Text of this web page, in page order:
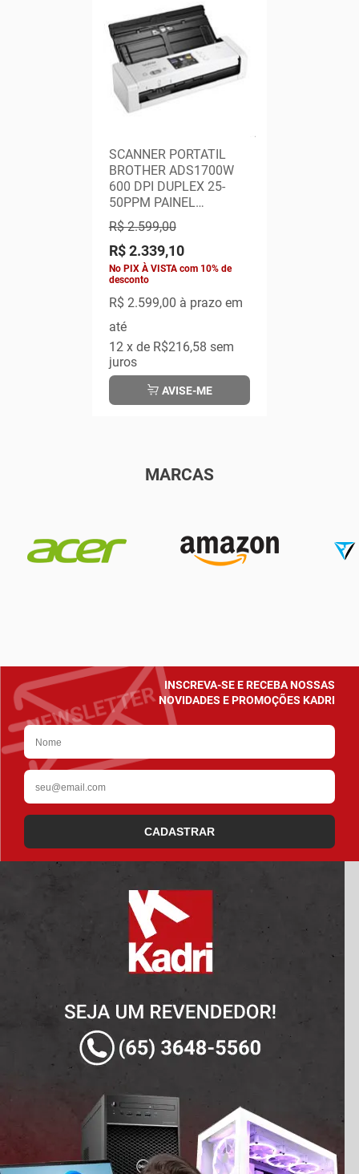
SCANNER PORTATIL
BROTHER ADS1700W
600 DPI DUPLEX 25-
50PPM PAINEL
TOUCHSCREEN
COLORIDO 2,8 REDE W
(#)
R$ 2.599,00
R$ 2.339,10
No PIX À VISTA com 10% de
desconto
R$ 2.599,00 à prazo em
até
12x de R$216,58 sem
juros
AVISE-ME
MARCAS
INSCREVA-SE E RECEBA NOSSAS
NOVIDADES E PROMOÇÕES KADRI
CADASTRAR